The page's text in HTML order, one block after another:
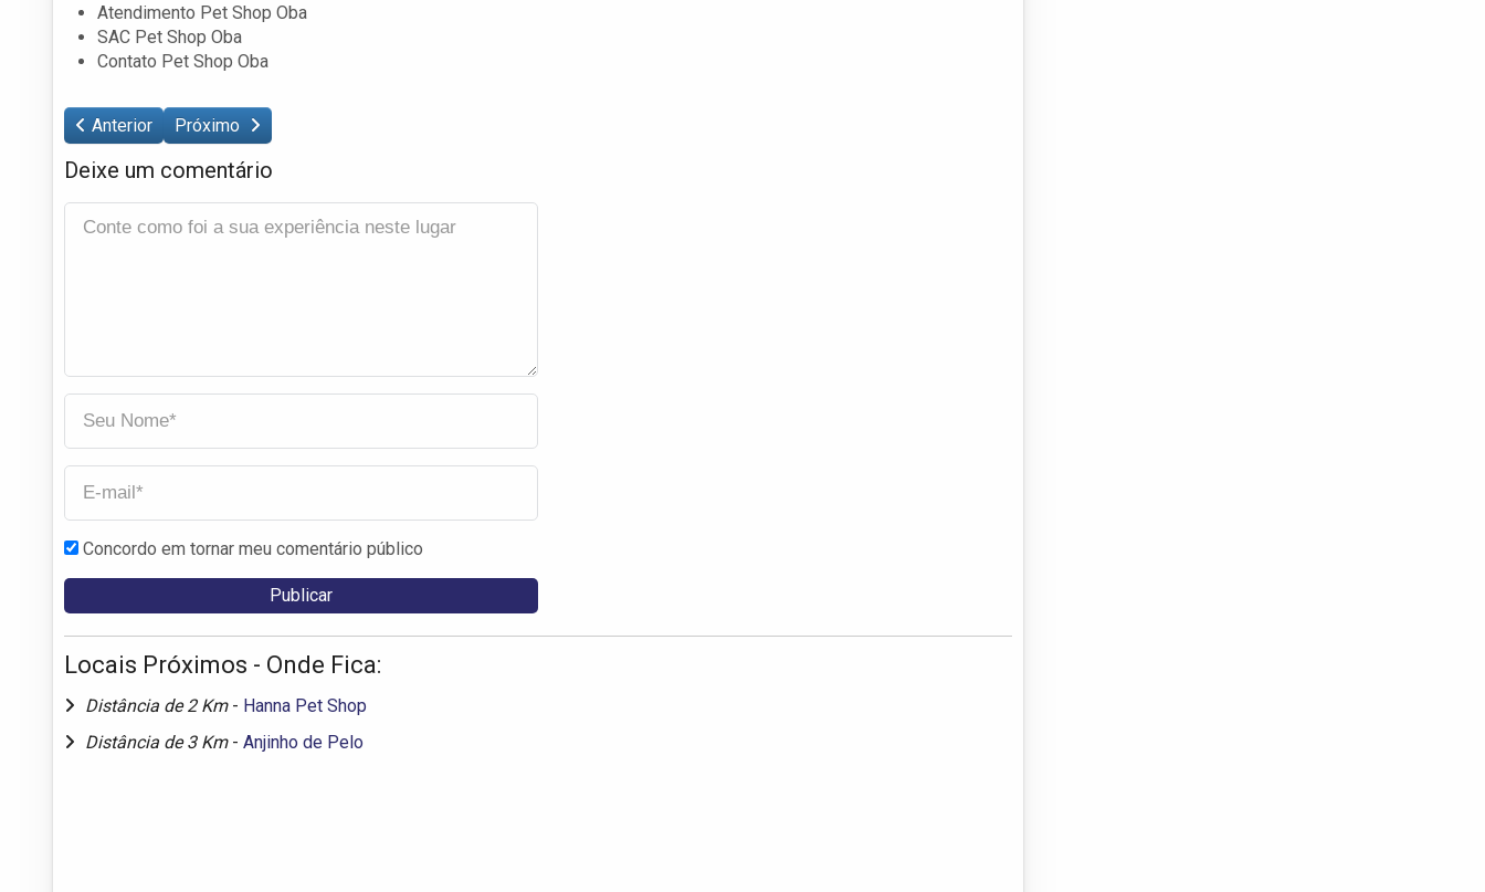
Atendimento Pet Shop Oba
SAC Pet Shop Oba
Contato Pet Shop Oba
Anterior Próximo
Deixe um comentário
Concordo em tornar meu comentário público
Locais Próximos - Onde Fica:
Distância de 2 Km - Hanna Pet Shop
Distância de 3 Km - Anjinho de Pelo